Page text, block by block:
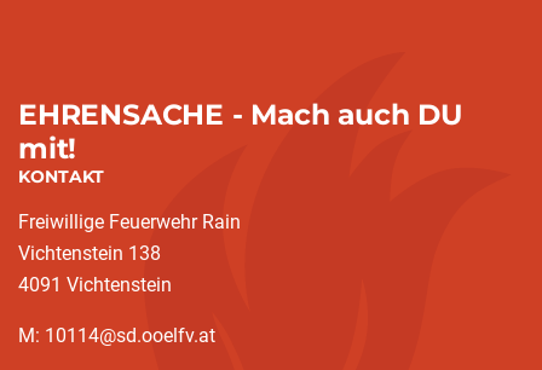
EHRENSACHE - Mach auch DU
mit!
KONTAKT
Freiwillige Feuerwehr Rain
Vichtenstein 138
4091 Vichtenstein
M: 10114@sd.ooelfv.at